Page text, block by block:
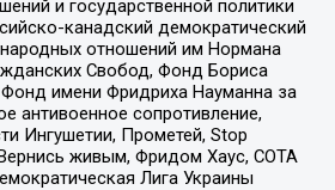
и государственной политики
канадский демократический
отношений им Нормана
Свобод, Фонд Бориса
имени Фридриха Науманна за
антивоенное сопротивление,
Ингушетии, Прометей, Stop
живым, Фридом Хаус, СОТА
Лига Украины